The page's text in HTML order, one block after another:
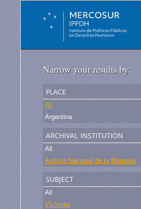
Narrow your results by:
place
All
Argentina
archival institution
All
Archivo Nacional de la Memoria
subject
All
Víctimas